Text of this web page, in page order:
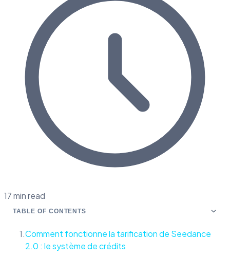
17 min read
TABLE OF CONTENTS
Comment fonctionne la tarification de Seedance
2.0 : le système de crédits